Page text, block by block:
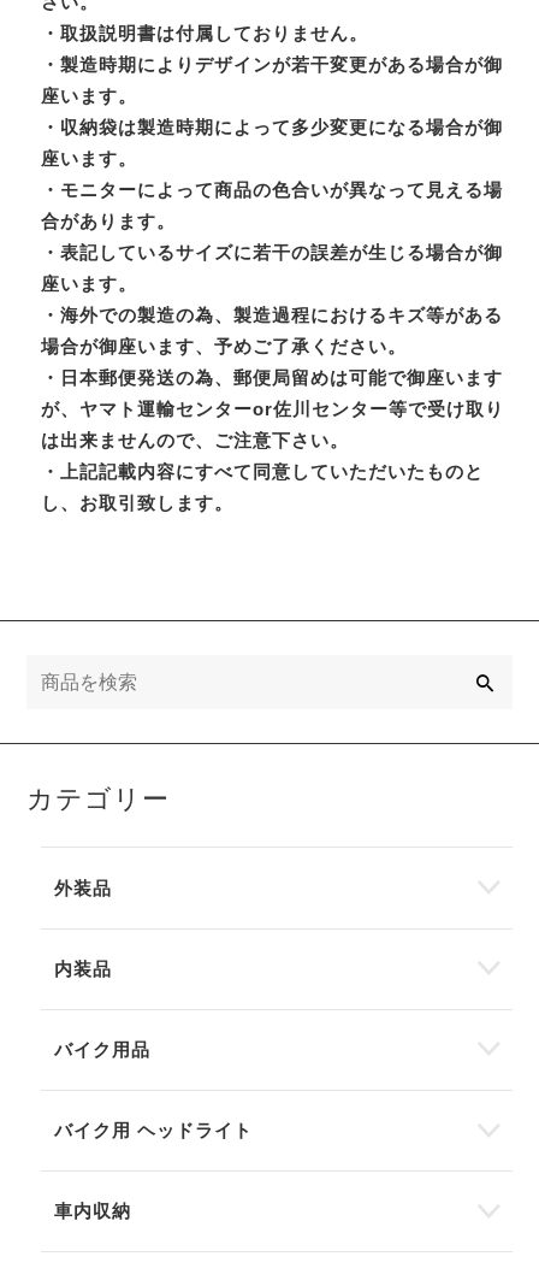
・取扱説明書は付属しておりません。
・製造時期によりデザインが若干変更がある場合が御
座います。
・収納袋は製造時期によって多少変更になる場合が御
座います。
・モニターによって商品の色合いが異なって見える場
合があります。
・表記しているサイズに若干の誤差が生じる場合が御
座います。
・海外での製造の為、製造過程におけるキズ等がある
場合が御座います、予めご了承ください。
・日本郵便発送の為、郵便局留めは可能で御座います
が、ヤマト運輸センターor佐川センター等で受け取り
は出来ませんので、ご注意下さい。
・上記記載内容にすべて同意していただいたものと
し、お取引致します。
カテゴリー
外装品
内装品
バイク用品
バイク用 ヘッドライト
車内収納